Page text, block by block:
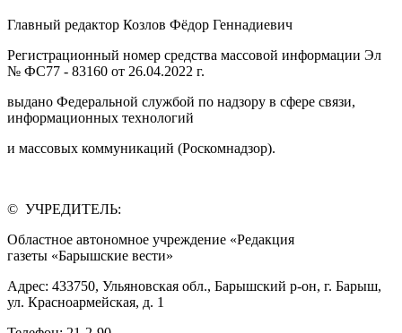
Главный редактор Козлов Фёдор Геннадиевич
Регистрационный номер средства массовой информации Эл
№ ФС77 - 83160 от 26.04.2022 г.
выдано Федеральной службой по надзору в сфере связи,
информационных технологий
и массовых коммуникаций (Роскомнадзор).
© УЧРЕДИТЕЛЬ:
Областное автономное учреждение «Редакция
газеты «Барышские вести»
Адрес: 433750, Ульяновская обл., Барышский р-он, г. Барыш,
ул. Красноармейская, д. 1